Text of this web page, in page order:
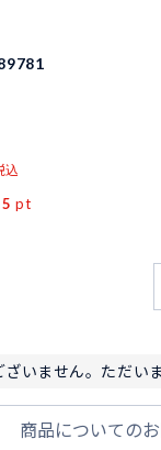
込
pt
いません。ただい
商品についての